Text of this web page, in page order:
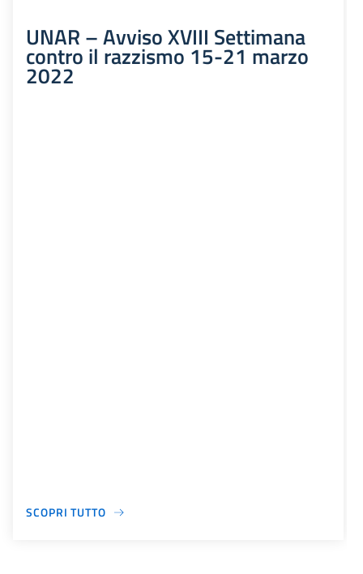
UNAR – Avviso XVIII Settimana
contro il razzismo 15-21 marzo
2022
SCOPRI TUTTO